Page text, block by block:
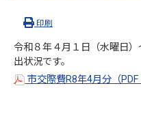
印刷
令和８年４月１日（水曜日
出状況です。
市交際費R8年4月分（